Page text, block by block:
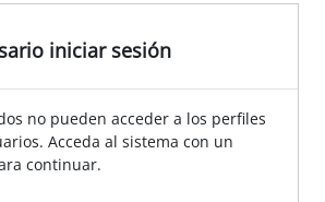
iniciar sesión
no pueden acceder a los perfiles
Acceda al sistema con un
continuar.